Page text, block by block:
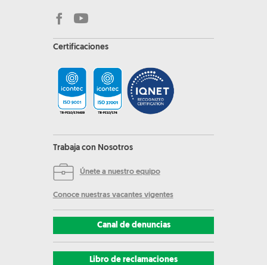
Certificaciones
Trabaja con Nosotros
Únete a nuestro equipo
Conoce nuestras vacantes vigentes
Canal de denuncias
Libro de reclamaciones